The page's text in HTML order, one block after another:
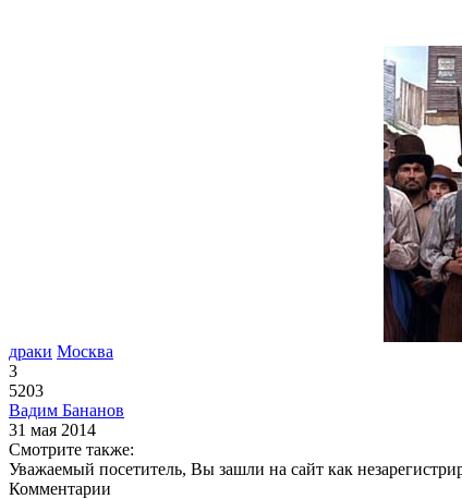
драки Москва
3
5203
Вадим Бананов
31 мая 2014
Смотрите также:
Уважаемый посетитель, Вы зашли на сайт как
Комментарии